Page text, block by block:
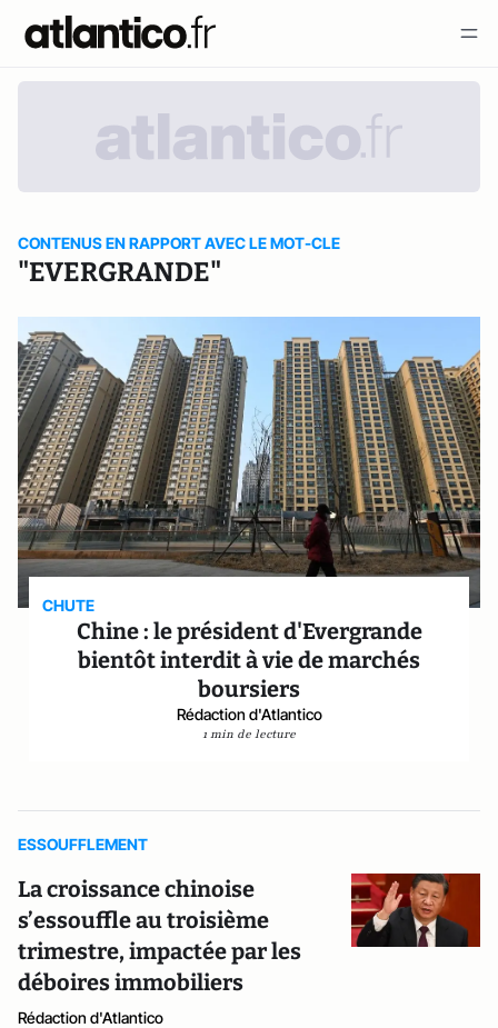
CONTENUS EN RAPPORT AVEC LE MOT-CLE
"EVERGRANDE"
CHUTE
Chine : le président d'Evergrande
bientôt interdit à vie de marchés
boursiers
Rédaction d'Atlantico
1 min de lecture
ESSOUFFLEMENT
La croissance chinoise
s’essouffle au troisième
trimestre, impactée par les
déboires immobiliers
Rédaction d'Atlantico